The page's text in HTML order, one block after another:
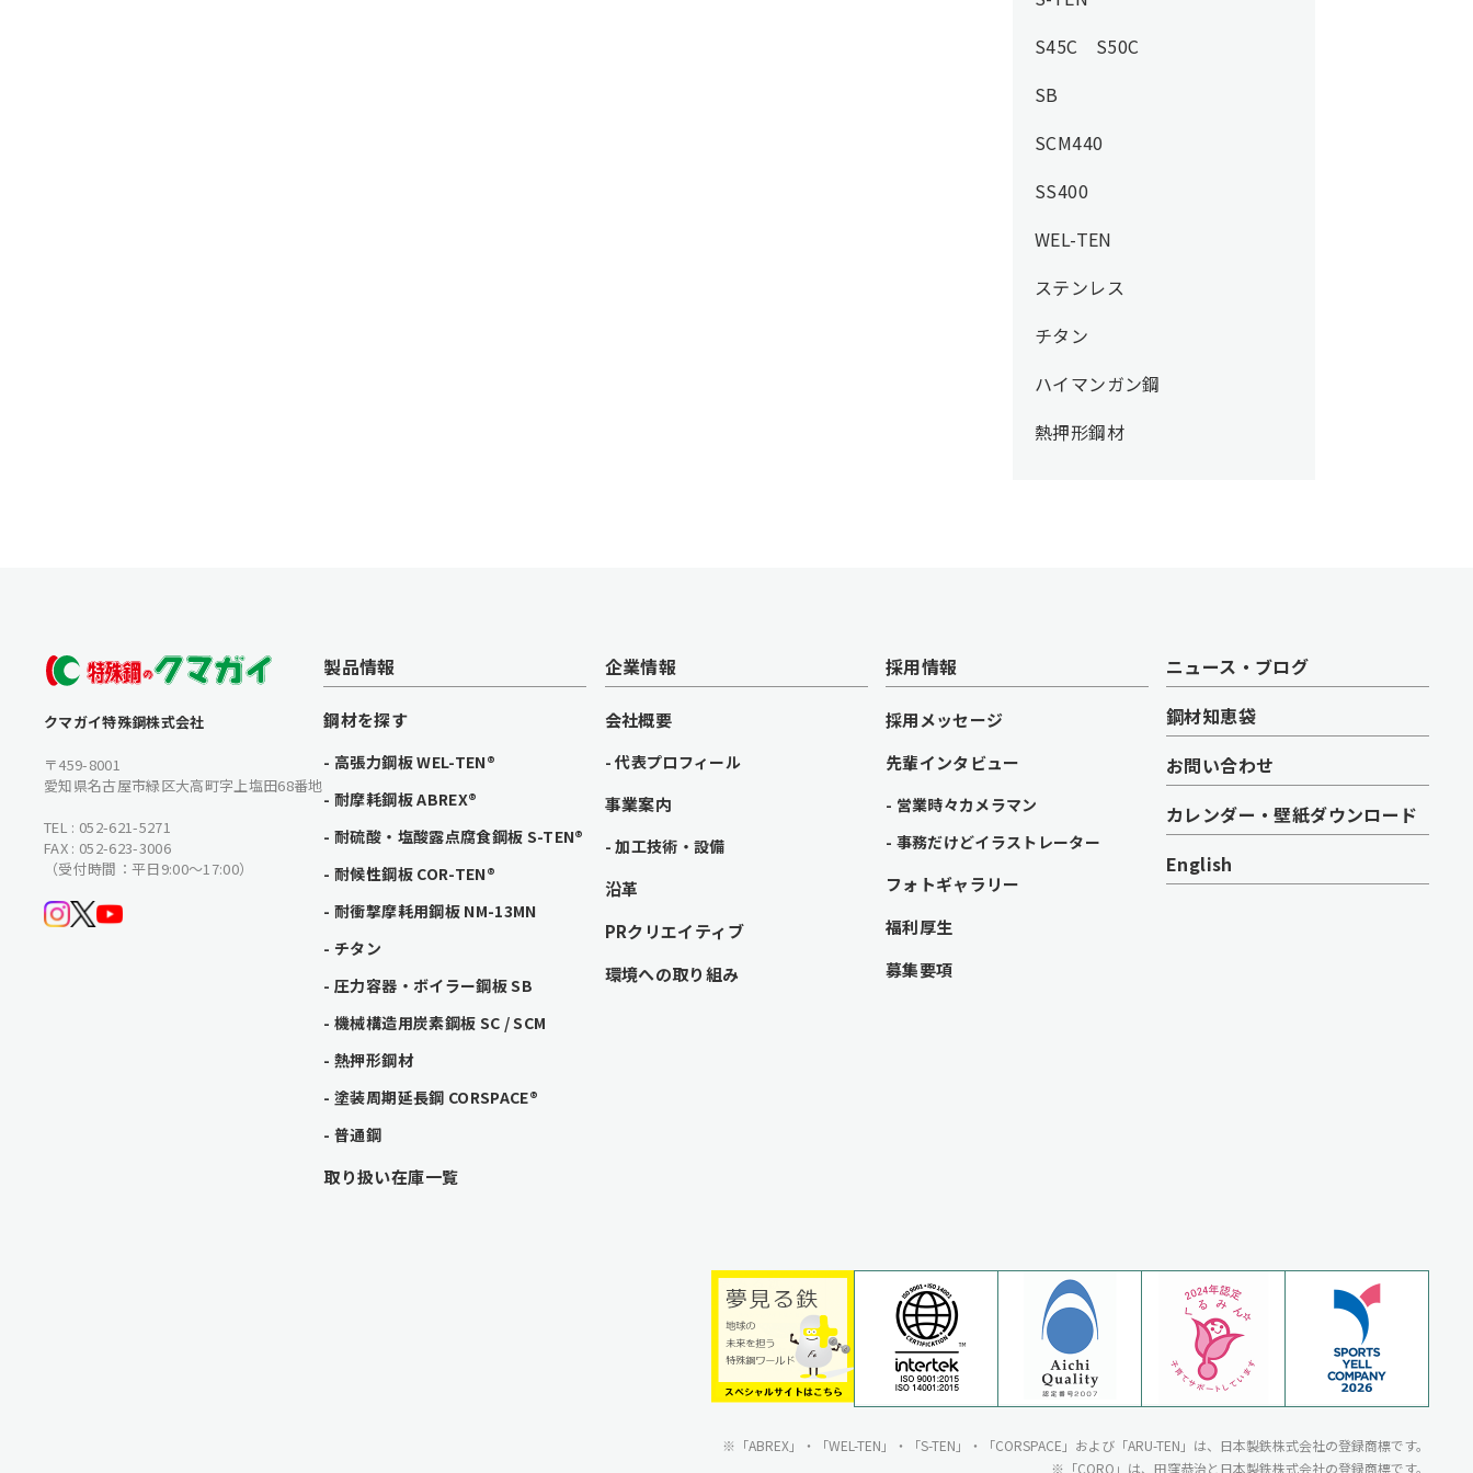
S45C S50C
SB
SCM440
SS400
WEL-TEN
ステンレス
チタン
ハイマンガン鋼
熱押形鋼材
クマガイ特殊鋼株式会社
〒459-8001
愛知県名古屋市緑区大高町字上塩田68番地
TEL : 052-621-5271
FAX : 052-623-3006
（受付時間：平日9:00〜17:00）
製品情報
鋼材を探す
高張力鋼板 WEL-TEN®
耐摩耗鋼板 ABREX®
耐硫酸・塩酸露点腐食鋼板 S-TEN®
耐候性鋼板 COR-TEN®
耐衝撃摩耗用鋼板 NM-13MN
チタン
圧力容器・ボイラー鋼板 SB
機械構造用炭素鋼板 SC / SCM
熱押形鋼材
塗装周期延長鋼 CORSPACE®
普通鋼
取り扱い在庫一覧
企業情報
会社概要
代表プロフィール
事業案内
加工技術・設備
沿革
PRクリエイティブ
環境への取り組み
採用情報
採用メッセージ
先輩インタビュー
営業時々カメラマン
事務だけどイラストレーター
フォトギャラリー
福利厚生
募集要項
ニュース・ブログ
鋼材知恵袋
お問い合わせ
カレンダー・壁紙ダウンロード
English
「ABREX」・「WEL-TEN」・「S-TEN」・「CORSPACE」および「ARU-TEN」は、日本製鉄株式会社の登録商標です。
「CORQ」は、田窪恭治と日本製鉄株式会社の登録商標です。